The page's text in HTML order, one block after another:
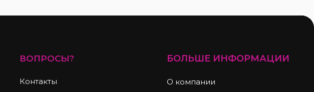
ВОПРОСЫ?
Контакты
БОЛЬШЕ ИНФОРМАЦИИ
О компании